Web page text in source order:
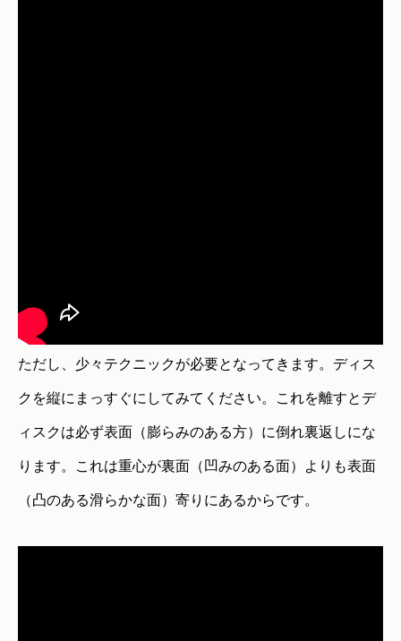
ただし、少々テクニックが必要となってきます。ディス
クを縦にまっすぐにしてみてください。これを離すとデ
ィスクは必ず表面（膨らみのある方）に倒れ裏返しにな
ります。これは重心が裏面（凹みのある面）よりも表面
（凸のある滑らかな面）寄りにあるからです。